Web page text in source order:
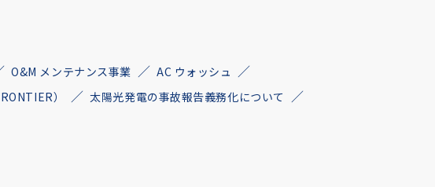
O&M メンテナンス事業
AC ウォッシュ
）
太陽光発電の事故報告義務化について